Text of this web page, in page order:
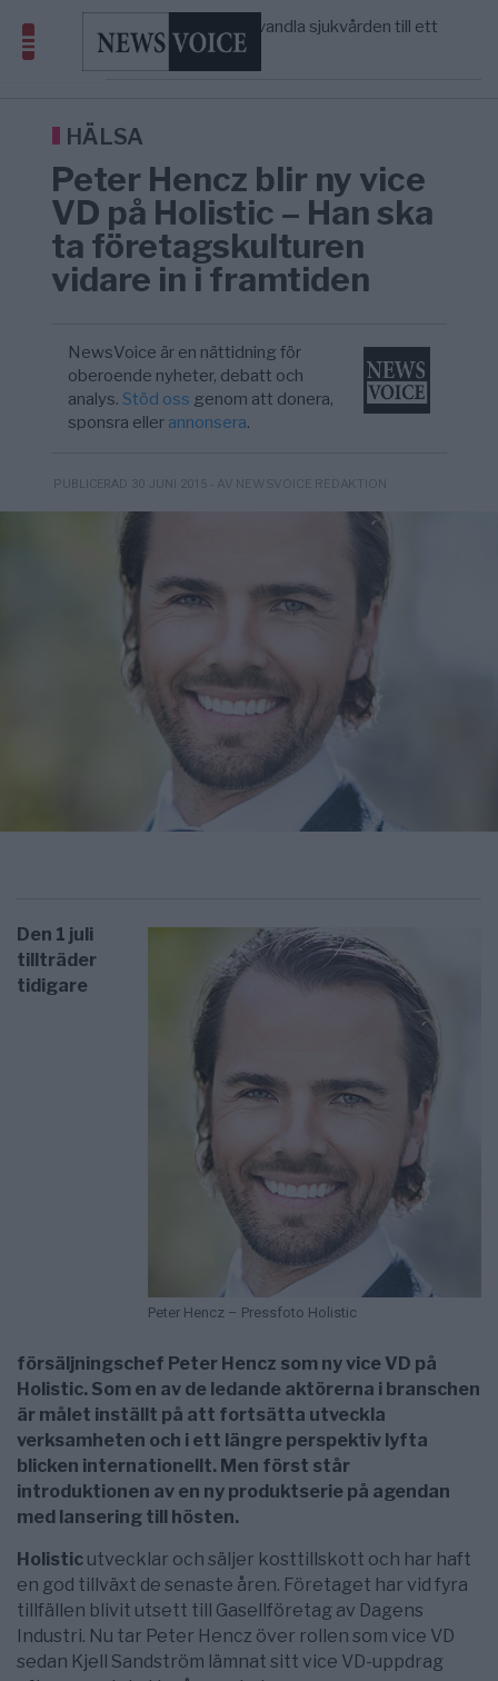
5/8
S och KD vill omvandla sjukvården till ett
geografiskt apartheidsystem
AFRIKA
Massiv anstormning till Ceuta – Misstankar
America” – Finally
HÄLSA
Peter Hencz blir ny vice
VD på Holistic – Han ska
ta företagskulturen
vidare in i framtiden
NewsVoice är en nättidning för
oberoende nyheter, debatt och
analys.Stöd oss genom att donera,
sponsra eller annonsera.
PUBLICERAD 30 JUNI 2015 - AV NEWSVOICE REDAKTION
Peter Hencz – Pressfoto Holistic
Den 1 juli
tillträder
tidigare
försäljningschef Peter Hencz som ny vice VD på
Holistic. Som en av de ledande aktörerna i branschen
är målet inställt på att fortsätta utveckla
verksamheten och i ett längre perspektiv lyfta
blicken internationellt. Men först står
introduktionen av en ny produktserie på agendan
med lansering till hösten.
Holistic utvecklar och säljer kosttillskott och har haft
en god tillväxt de senaste åren. Företaget har vid fyra
tillfällen blivit utsett till Gasellföretag av Dagens
Industri. Nu tar Peter Hencz över rollen som vice VD
sedan Kjell Sandström lämnat sitt vice VD-uppdrag